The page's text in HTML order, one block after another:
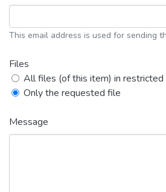
This email address is used for sending
Files
All files (of this item) in restricted
Only the requested file
Message